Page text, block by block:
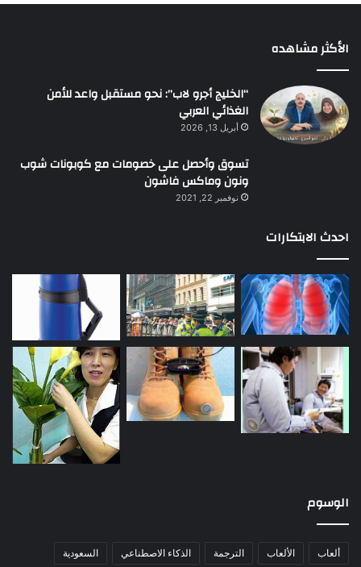
الأكثر مشاهده
“الخليج أجرو لاب”: نحو مستقبل واعد للأمن
الغذائي العربي
أبريل 13, 2026
تسوق وأحصل على خصومات مع كوبونات شوب
ونون وماكس فاشون
نوفمبر 22, 2021
احدث الابتكارات
الوسوم
ألعاب الألعاب الترجمة الذكاء الاصطناعي السعودية